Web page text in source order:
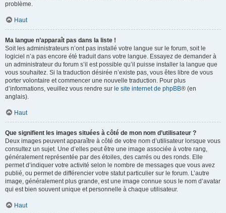
problème.
Haut
Ma langue n’apparaît pas dans la liste !
Soit les administrateurs n’ont pas installé votre langue sur le forum, soit le
logiciel n’a pas encore été traduit dans votre langue. Essayez de demander à
un administrateur du forum s’il est possible qu’il puisse installer la langue que
vous souhaitez. Si la traduction désirée n’existe pas, vous êtes libre de vous
porter volontaire et commencer une nouvelle traduction. Pour plus
d’informations, veuillez vous rendre sur le site internet de phpBB® (en
anglais).
Haut
Que signifient les images situées à côté de mon nom d’utilisateur ?
Deux images peuvent apparaître à côté de votre nom d’utilisateur lorsque vous
consultez un sujet. Une d’elles peut être une image associée à votre rang,
généralement représentée par des étoiles, des carrés ou des ronds. Elle
permet d’indiquer votre activité selon le nombre de messages que vous avez
publié, ou permet de différencier votre statut particulier sur le forum. L’autre
image, généralement plus grande, est une image connue sous le nom d’avatar
qui est bien souvent unique et personnelle à chaque utilisateur.
Haut